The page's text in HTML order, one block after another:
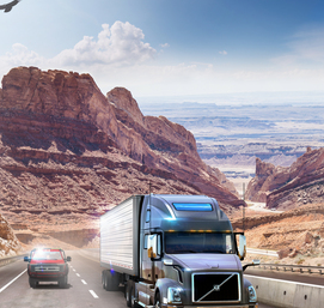
卡车模拟 PC版 林业机械DLC
Truck Simulator - Forest Machinery
卡车模拟 PC版 科罗拉多DLC
Truck Simulator - Colorado
卡车模拟 PC版 驾驶室配件包DLC
Truck Simulator - Cabin Accessories
卡车模拟 PC版 怀俄明州DLC